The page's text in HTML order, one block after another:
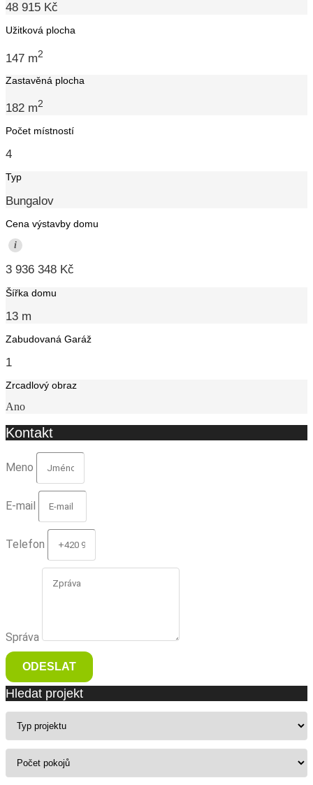
48 915 Kč
Užitková plocha
147 m2
Zastavěná plocha
182 m2
Počet místností
4
Typ
Bungalov
Cena výstavby domu
i
3 936 348 Kč
Šířka domu
13 m
Zabudovaná Garáž
1
Zrcadlový obraz
Ano
Kontakt
Meno
E-mail
Telefon
Správa
ODESLAT
Hledat projekt